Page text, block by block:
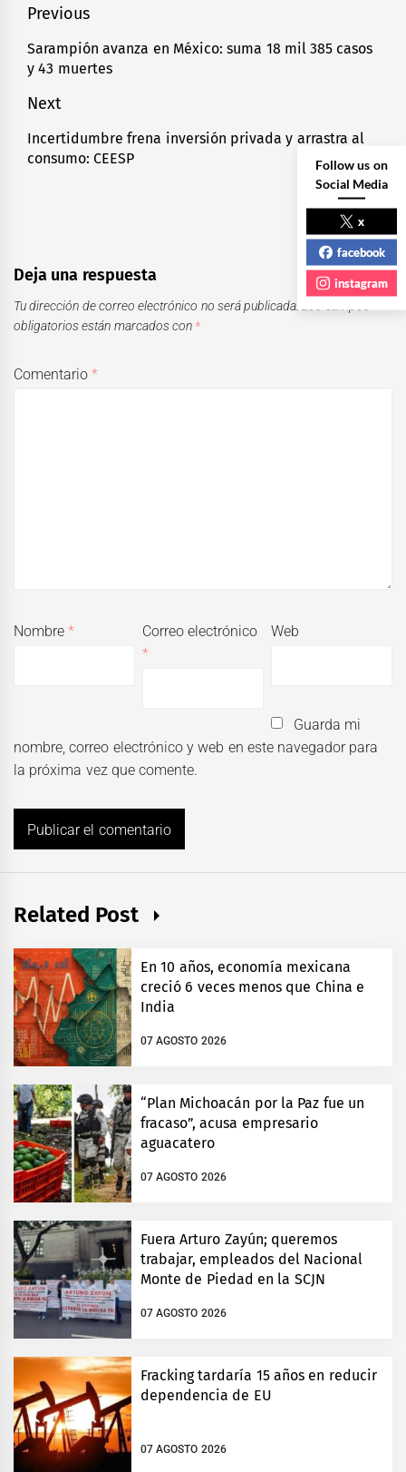
Navegación
de
entradas
Previous
Previous
post:
Sarampión avanza en México: suma 18 mil 385 casos
y 43 muertes
Next
Next
post:
Incertidumbre frena inversión privada y arrastra al
consumo: CEESP
Deja una respuesta
Tu dirección de correo electrónico no será publicada.
obligatorios están marcados con *
Comentario*
Nombre*
Correo electrónico
*
Web
Guarda mi
nombre, correo electrónico y web en este navegador para
la próxima vez que comente.
Related Post
En 10 años, economía mexicana
creció 6 veces menos que China e
India
07 AGOSTO 2026
“Plan Michoacán por la Paz fue un
fracaso”, acusa empresario
aguacatero
07 AGOSTO 2026
Fuera Arturo Zayún; queremos
trabajar, empleados del Nacional
Monte de Piedad en la SCJN
07 AGOSTO 2026
Fracking tardaría 15 años en reducir
dependencia de EU
07 AGOSTO 2026
Follow us on
Social Media
x
facebook
instagram